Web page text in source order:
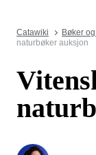
Catawiki Bøker
naturbøker auksjon